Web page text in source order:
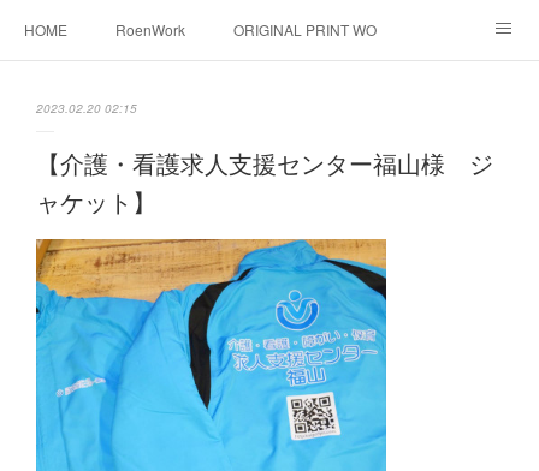
HOME RoenWork ORIGINAL PRINT WORK SHOP
転写（カッティングシート）
シルクスクリーン その他 お問い合わせ
そっくりさんマスク 画像提供方法 メデイア掲載
2023.02.20 02:15
【介護・看護求人支援センター福山様 ジ
ャケット】